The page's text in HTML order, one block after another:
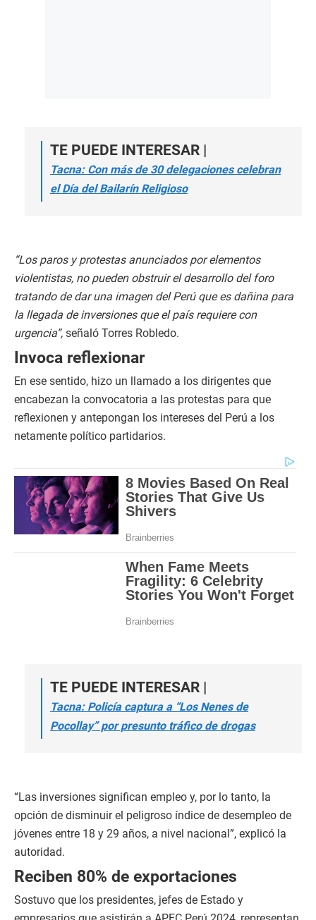
TE PUEDE INTERESAR |
Tacna: Con más de 30 delegaciones celebran
el Día del Bailarín Religioso
“Los paros y protestas anunciados por elementos
violentistas, no pueden obstruir el desarrollo del foro
tratando de dar una imagen del Perú que es dañina para
la llegada de inversiones que el país requiere con
urgencia”, señaló Torres Robledo.
Invoca reflexionar
En ese sentido, hizo un llamado a los dirigentes que
encabezan la convocatoria a las protestas para que
reflexionen y antepongan los intereses del Perú a los
netamente político partidarios.
TE PUEDE INTERESAR |
Tacna: Policía captura a “Los Nenes de
Pocollay” por presunto tráfico de drogas
“Las inversiones significan empleo y, por lo tanto, la
opción de disminuir el peligroso índice de desempleo de
jóvenes entre 18 y 29 años, a nivel nacional”, explicó la
autoridad.
Reciben 80% de exportaciones
Sostuvo que los presidentes, jefes de Estado y